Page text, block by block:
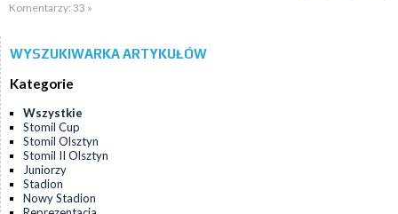
Komentarzy: 33 »
WYSZUKIWARKA ARTYKUŁÓW
Kategorie
Wszystkie
Stomil Cup
Stomil Olsztyn
Stomil II Olsztyn
Juniorzy
Stadion
Nowy Stadion